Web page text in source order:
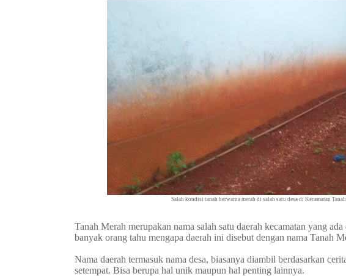
Salah kondisi tanah berwarna merah di salah satu desa di Kecamatan
Tanah Merah merupakan nama salah satu daerah kecamatan yang
banyak orang tahu mengapa daerah ini disebut dengan nama Tanah
Nama daerah termasuk nama desa, biasanya diambil berdasarkan
setempat. Bisa berupa hal unik maupun hal penting lainnya.